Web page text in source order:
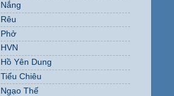
Nắng
Rêu
Phở
HVN
Hồ Yên Dung
Tiểu Chiêu
Ngạo Thế